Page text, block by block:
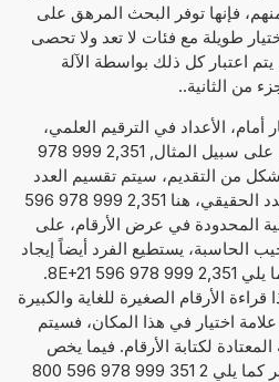
فإنها توفر البحث المرهق على
طويلة مع فئات لا تعد ولا تحصى
اعتبار كل ذلك بواسطة الآلة
من الثانية..
أمام، الأعداد في الترقيم العلمي،
ستظهر الإجابة كأسية. على سبيل المثال, 2,351 999 978
من التقديم، سيتم تقسيم العدد
إلى أس، إليك 21, والعدد الحقيقي، هنا 2,351 999 978 596
المحدودة في عرض الأرقام، على
الحاسبة، يستطيع الفرد أيضاً إيجاد
طرق لكتابة الأرقام كما يلي 2,351 999 978 596 8E+21.
الأرقام الصغيرة للغاية والكبيرة
اختيار في هذا المكان، فسيتم
لكتابة الأرقام. فيما يخص
المثال بالأعلى، سيظهر كما يلي 2 351 999 978 596 800